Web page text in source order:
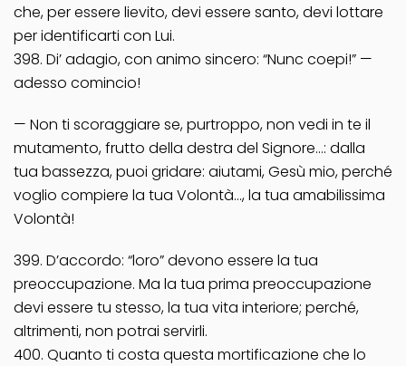
che, per essere lievito, devi essere santo, devi lottare
per identificarti con Lui.
398. Di’ adagio, con animo sincero: “Nunc coepi!” —
adesso comincio!
— Non ti scoraggiare se, purtroppo, non vedi in te il
mutamento, frutto della destra del Signore…: dalla
tua bassezza, puoi gridare: aiutami, Gesù mio, perché
voglio compiere la tua Volontà…, la tua amabilissima
Volontà!
399. D’accordo: “loro” devono essere la tua
preoccupazione. Ma la tua prima preoccupazione
devi essere tu stesso, la tua vita interiore; perché,
altrimenti, non potrai servirli.
400. Quanto ti costa questa mortificazione che lo